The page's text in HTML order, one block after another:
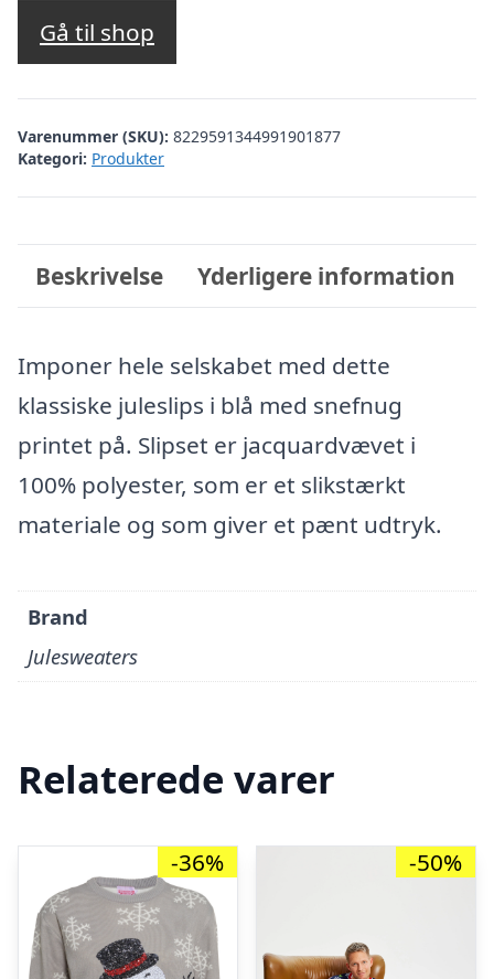
Gå til shop
Varenummer (SKU): 8229591344991901877
Kategori: Produkter
Beskrivelse Yderligere information
Imponer hele selskabet med dette
klassiske juleslips i blå med snefnug
printet på. Slipset er jacquardvævet i
100% polyester, som er et slikstærkt
materiale og som giver et pænt udtryk.
Brand
Julesweaters
Relaterede varer
-36% -50%